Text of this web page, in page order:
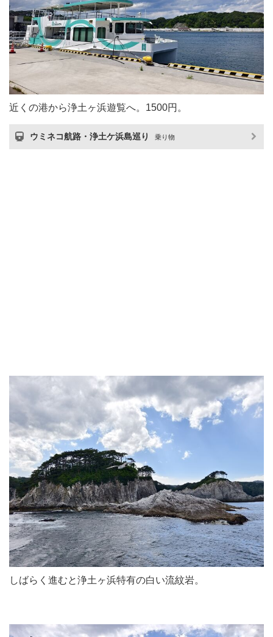
近くの港から浄土ヶ浜遊覧へ。1500円。
ウミネコ航路・浄土ケ浜島巡り 乗り物
しばらく進むと浄土ヶ浜特有の白い流紋岩。